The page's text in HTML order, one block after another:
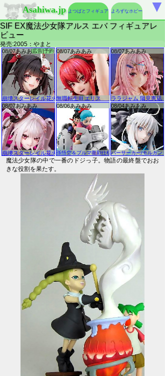
Asahiwa.jp よつばとフィギュア よろずなホビー
SIF EX魔法少女隊アルス エバ フィギュアレ
ビュー
発売:2005：やまと
魔法少女隊の中で一番のドジっ子。物語の最終盤でおお
きな役割を果たす。
▼